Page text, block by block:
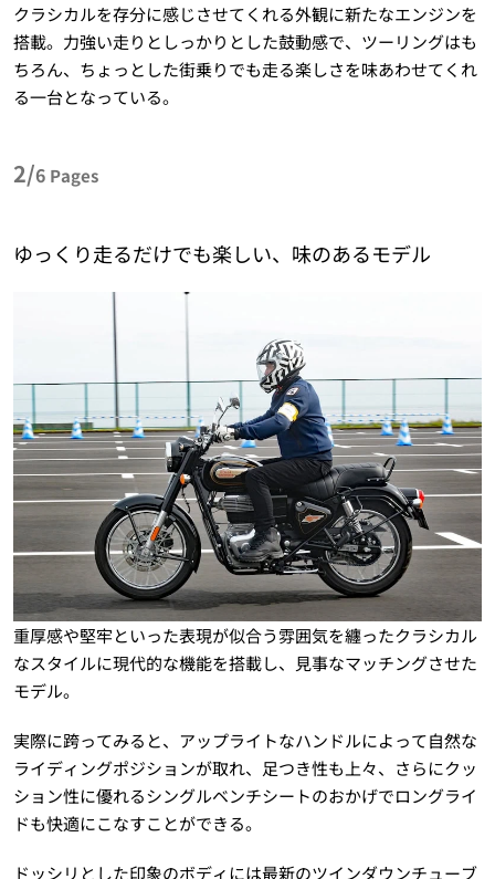
クラシカルを存分に感じさせてくれる外観に新たなエンジンを
搭載。力強い走りとしっかりとした鼓動感で、ツーリングはも
ちろん、ちょっとした街乗りでも走る楽しさを味あわせてくれ
る一台となっている。
2/6 Pages
ゆっくり走るだけでも楽しい、味のあるモデル
重厚感や堅牢といった表現が似合う雰囲気を纏ったクラシカル
なスタイルに現代的な機能を搭載し、見事なマッチングさせた
モデル。
実際に跨ってみると、アップライトなハンドルによって自然な
ライディングポジションが取れ、足つき性も上々、さらにクッ
ション性に優れるシングルベンチシートのおかげでロングライ
ドも快適にこなすことができる。
ドッシリとした印象のボディには最新のツインダウンチューブ